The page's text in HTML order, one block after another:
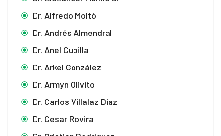
Dr. Alfredo Moltó
Dr. Andrés Almendral
Dr. Anel Cubilla
Dr. Arkel González
Dr. Armyn Olivito
Dr. Carlos Villalaz Diaz
Dr. Cesar Rovira